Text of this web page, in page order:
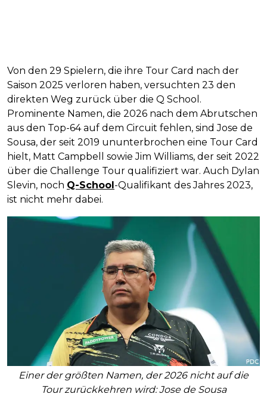
Von den 29 Spielern, die ihre Tour Card nach der
Saison 2025 verloren haben, versuchten 23 den
direkten Weg zurück über die Q School.
Prominente Namen, die 2026 nach dem Abrutschen
aus den Top-64 auf dem Circuit fehlen, sind Jose de
Sousa, der seit 2019 ununterbrochen eine Tour Card
hielt, Matt Campbell sowie Jim Williams, der seit 2022
über die Challenge Tour qualifiziert war. Auch Dylan
Slevin, noch Q-School -Qualifikant des Jahres 2023,
ist nicht mehr dabei.
Einer der größten Namen, der 2026 nicht auf die
Tour zurückkehren wird: Jose de Sousa